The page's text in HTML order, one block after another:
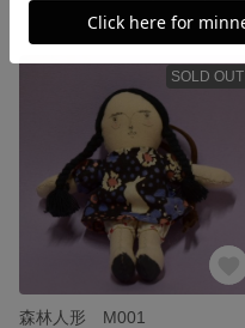
SOLD OUT
森林人形 M001